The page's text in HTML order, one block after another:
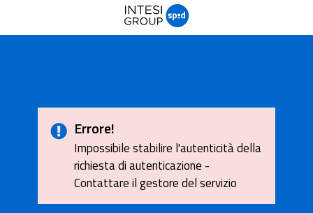
Errore!
Impossibile stabilire l'autenticità della
richiesta di autenticazione -
Contattare il gestore del servizio